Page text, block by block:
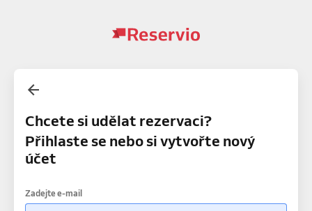
Chcete si udělat rezervaci?
Přihlaste se nebo si vytvořte nový
účet
Zadejte e-mail